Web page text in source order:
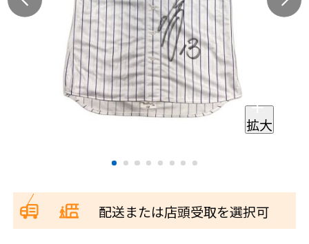
拡大
配送または店頭受取を選択可